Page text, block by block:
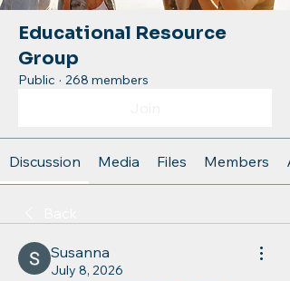
Educational Resource
Group
Public · 268 members
Discussion Media Files Members
Susanna
July 8, 2026